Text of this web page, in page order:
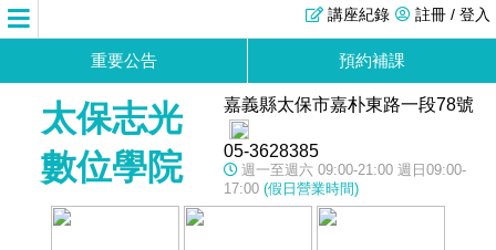
註冊 / 登入
講座紀錄
重要公告 預約補課
太保志光
數位學院
嘉義縣太保市嘉朴東路一段78號
05-3628385
週一至週六 09:00-21:00 週日09:00-
17:00 (假日營業時間)